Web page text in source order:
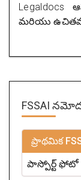
Legaldocs
మరియు
FSSAI
ప్రాథమిక
పాస్పోర్ట్ ఫోటో